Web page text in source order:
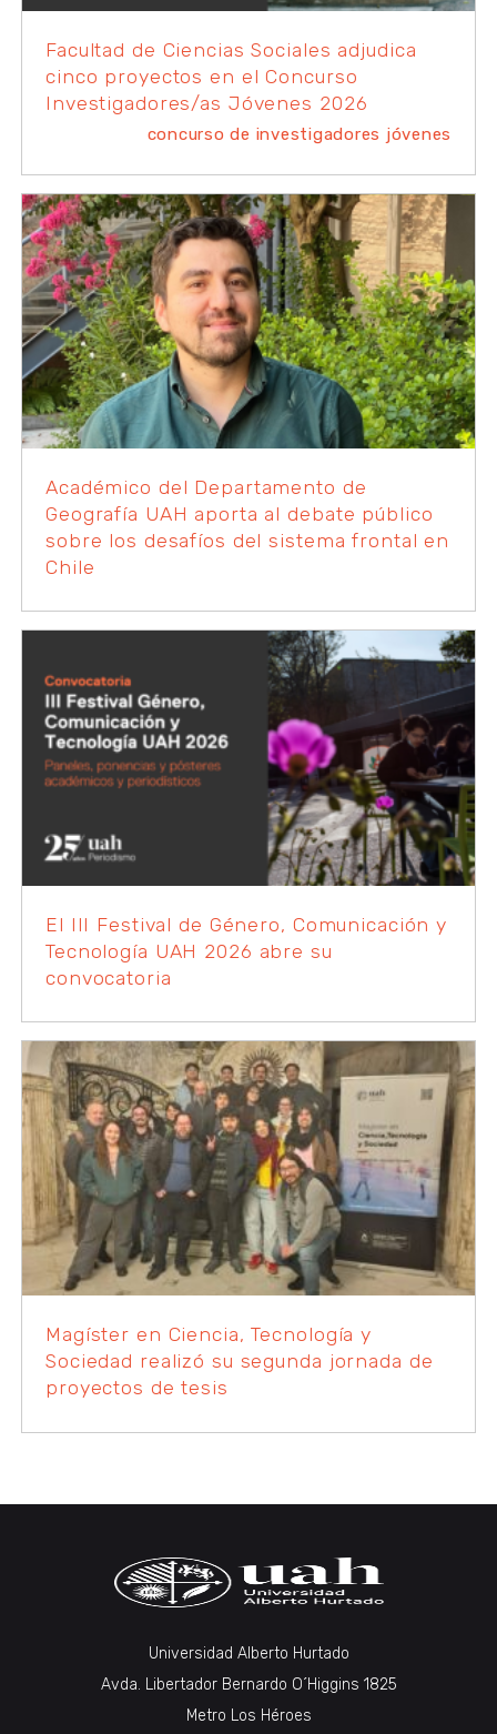
Facultad de Ciencias Sociales adjudica
cinco proyectos en el Concurso
Investigadores/as Jóvenes 2026
concurso de investigadores jóvenes
Académico del Departamento de
Geografía UAH aporta al debate público
sobre los desafíos del sistema frontal en
Chile
El III Festival de Género, Comunicación y
Tecnología UAH 2026 abre su
convocatoria
Magíster en Ciencia, Tecnología y
Sociedad realizó su segunda jornada de
proyectos de tesis
Universidad Alberto Hurtado
Avda. Libertador Bernardo O´Higgins 1825
Metro Los Héroes